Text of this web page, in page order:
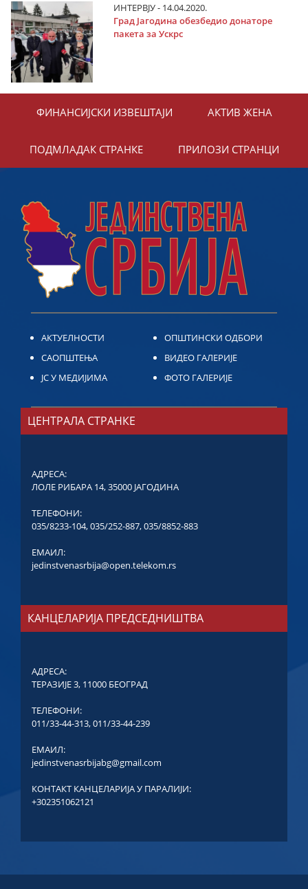
ИНТЕРВЈУ - 14.04.2020.
Град Јагодина обезбедио донаторе
пакета за Ускрс
ФИНАНСИЈСКИ ИЗВЕШТАЈИ АКТИВ ЖЕНА
ПОДМЛАДАК СТРАНКЕ ПРИЛОЗИ СТРАНЦИ
АКТУЕЛНОСТИ
САОПШТЕЊА
ЈС У МЕДИЈИМА
ОПШТИНСКИ ОДБОРИ
ВИДЕО ГАЛЕРИЈЕ
ФОТО ГАЛЕРИЈЕ
ЦЕНТРАЛА СТРАНКЕ
АДРЕСА:
ЛОЛЕ РИБАРА 14, 35000 ЈАГОДИНА
ТЕЛЕФОНИ:
035/8233-104,035/252-887,035/8852-883
ЕМАИЛ:
jedinstvenasrbija@open.telekom.rs
КАНЦЕЛАРИЈА ПРЕДСЕДНИШТВА
АДРЕСА:
ТЕРАЗИЈЕ 3, 11000 БЕОГРАД
ТЕЛЕФОНИ:
011/33-44-313,011/33-44-239
ЕМАИЛ:
jedinstvenasrbijabg@gmail.com
КОНТАКТ КАНЦЕЛАРИЈА У ПАРАЛИЈИ:
+302351062121